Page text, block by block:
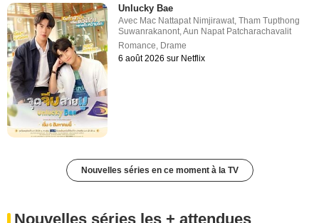
Unlucky Bae
Avec Mac Nattapat Nimjirawat,Tham Tupthong
Suwanrakanont,Aun Napat Patcharachavalit
Romance, Drame
6 août 2026 sur Netflix
Nouvelles séries en ce moment à la TV
Nouvelles séries les + attendues